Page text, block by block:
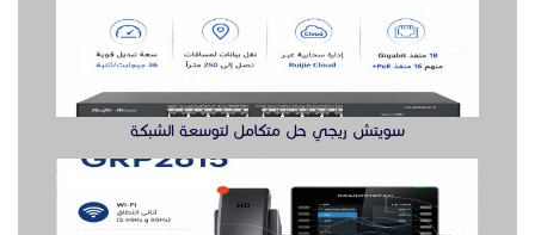
سويتش ريجي حل متكامل لتوسعة الشبكة